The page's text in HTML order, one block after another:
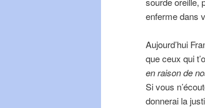
enferme dans
Aujourd’hui
que ceux qui
en raison de
Si vous
donnerai la